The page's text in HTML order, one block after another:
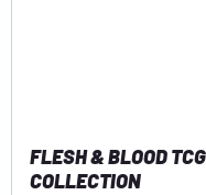
FLESH & BLOOD
COLLECTION